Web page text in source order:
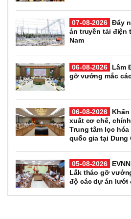
07-08-2026 Đẩy
án truyền tải điện
Nam
06-08-2026
Lâm
gỡ vướng mắc
06-08-2026
xuất cơ chế,
Trung tâm lọc
quốc gia tại Dung
05-08-2026
Lắk tháo gỡ
độ các dự án lưới